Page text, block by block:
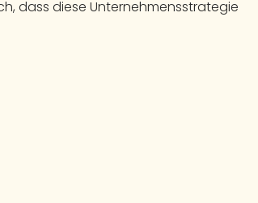
dass diese Unternehmensstrategie